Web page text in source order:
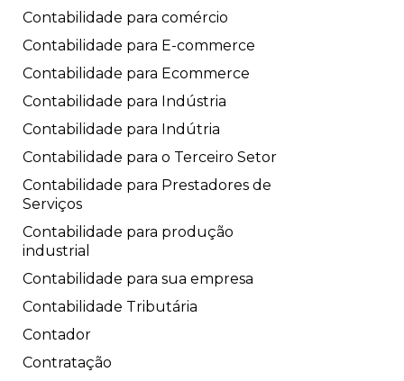
Contabilidade para comércio
Contabilidade para E-commerce
Contabilidade para Ecommerce
Contabilidade para Indústria
Contabilidade para Indútria
Contabilidade para o Terceiro Setor
Contabilidade para Prestadores de
Serviços
Contabilidade para produção
industrial
Contabilidade para sua empresa
Contabilidade Tributária
Contador
Contratação